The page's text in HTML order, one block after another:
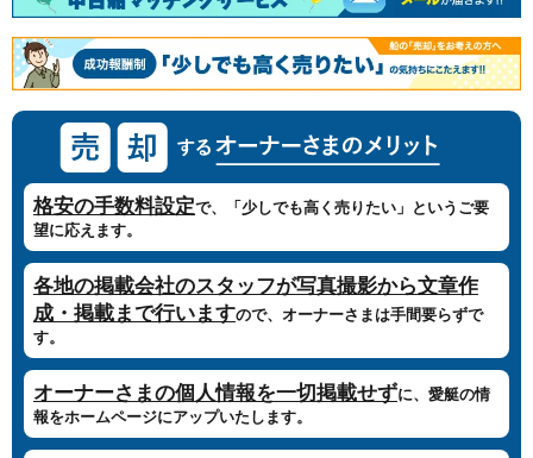
格安の手数料設定で、「少しでも高く売りたい」というご要
望に応えます。
各地の掲載会社のスタッフが写真撮影から文章作
成・掲載まで行いますので、オーナーさまは手間要らずで
す。
オーナーさまの個人情報を一切掲載せずに、愛艇の情
報をホームページにアップいたします。